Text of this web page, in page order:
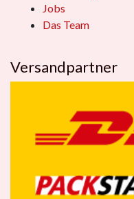
Jobs
Das Team
Versandpartner